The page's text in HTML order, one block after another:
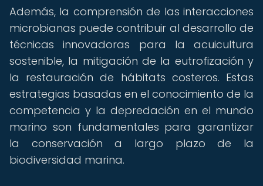
Además, la comprensión de las interacciones
microbianas puede contribuir al desarrollo de
técnicas innovadoras para la acuicultura
sostenible, la mitigación de la eutrofización y
la restauración de hábitats costeros. Estas
estrategias basadas en el conocimiento de la
competencia y la depredación en el mundo
marino son fundamentales para garantizar
la conservación a largo plazo de la
biodiversidad marina.